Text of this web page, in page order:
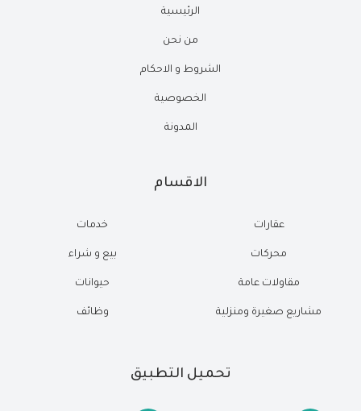
الرئيسية
من نحن
الشروط و الاحكام
الخصوصية
المدونة
الاقسام
عقارات
محركات
مقاولات عامة
مشاريع صغيرة ومنزلية
خدمات
بيع و شراء
حيوانات
وظائف
تحميل التطبيق